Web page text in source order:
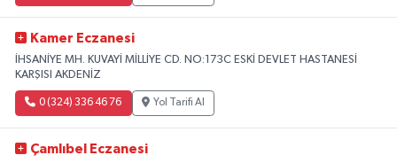
Kamer Eczanesi
İHSANİYE MH. KUVAYİ MİLLİYE CD. NO:173C ESKİ DEVLET HASTANESİ
KARŞISI AKDENİZ
0 (324) 336 46 76 Yol Tarifi Al
Çamlıbel Eczanesi